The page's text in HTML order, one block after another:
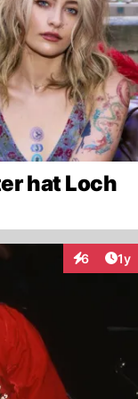
hat Loch
6 1y